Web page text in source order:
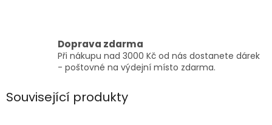
Doprava zdarma
Při nákupu nad 3000 Kč od nás dostanete dárek
- poštovné na výdejní místo zdarma.
Související produkty